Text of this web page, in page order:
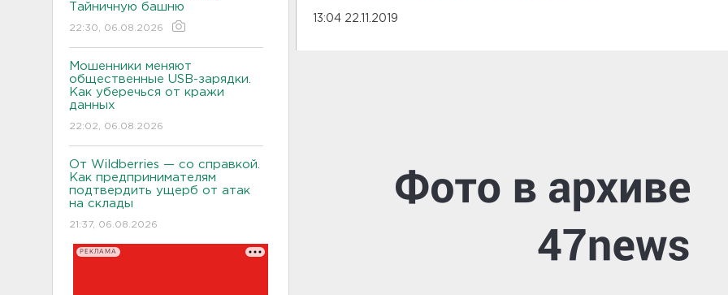
Тайничную башню
22:30, 06.08.2026
Мошенники меняют
общественные USB-зарядки.
Как уберечься от кражи
данных
22:02, 06.08.2026
От Wildberries — со справкой.
Как предпринимателям
подтвердить ущерб от атак
на склады
21:37, 06.08.2026
РЕКЛАМА
13:04 22.11.2019